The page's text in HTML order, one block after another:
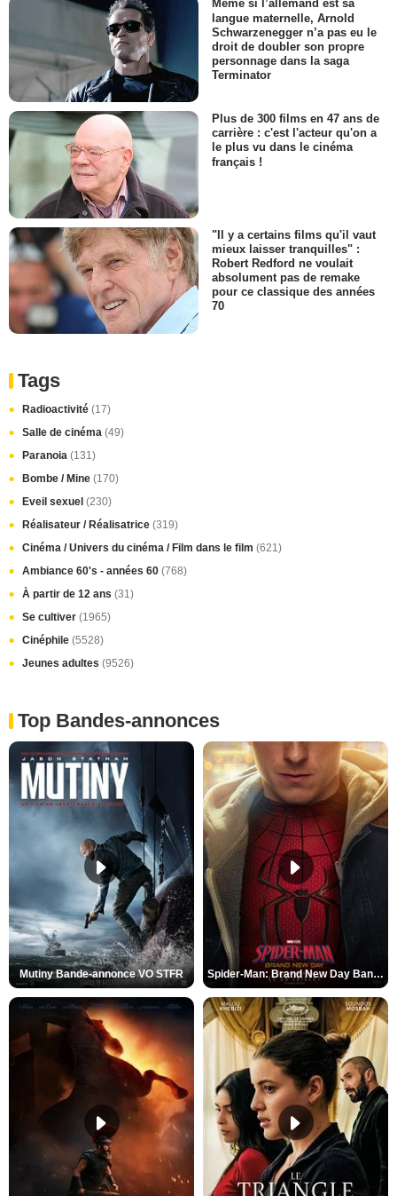
Même si l’allemand est sa
langue maternelle, Arnold
Schwarzenegger n’a pas eu le
droit de doubler son propre
personnage dans la saga
Terminator
Plus de 300 films en 47 ans de
carrière : c'est l'acteur qu'on a
le plus vu dans le cinéma
français !
"Il y a certains films qu'il vaut
mieux laisser tranquilles" :
Robert Redford ne voulait
absolument pas de remake
pour ce classique des années
70
Tags
Radioactivité (17)
Salle de cinéma (49)
Paranoia (131)
Bombe / Mine (170)
Eveil sexuel (230)
Réalisateur / Réalisatrice (319)
Cinéma / Univers du cinéma / Film dans le film (621)
Ambiance 60's - années 60 (768)
À partir de 12 ans (31)
Se cultiver (1965)
Cinéphile (5528)
Jeunes adultes (9526)
Top Bandes-annonces
Mutiny Bande-annonce VO STFR Spider-Man: Brand New Day Bande-annonce VO STFR